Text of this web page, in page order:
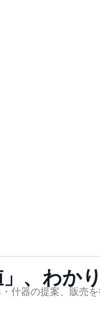
、わかり
什器の提案、販売